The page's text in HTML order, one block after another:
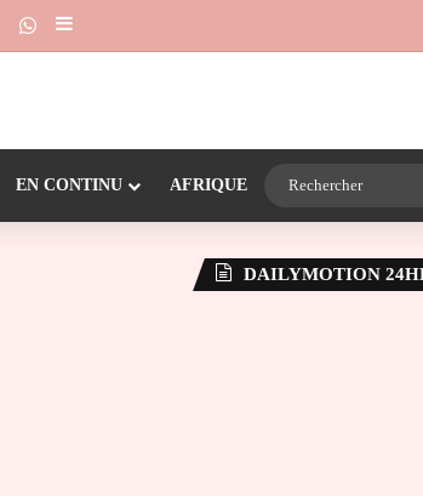
Dailymotion
Suivre la chaîne 24heureinfo sur WhatsApp
Sidebar (barre latérale)
EN CONTINU AFRIQUE
DAILYMOTION